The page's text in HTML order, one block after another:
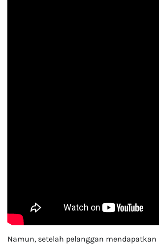
Namun, setelah pelanggan